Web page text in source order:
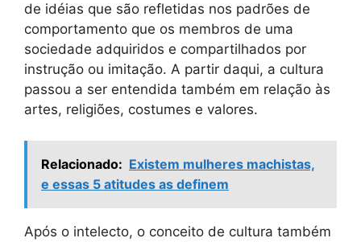
de idéias que são refletidas nos padrões de
comportamento que os membros de uma
sociedade adquiridos e compartilhados por
instrução ou imitação. A partir daqui, a cultura
passou a ser entendida também em relação às
artes, religiões, costumes e valores.
Relacionado: Existem mulheres machistas,
e essas 5 atitudes as definem
Após o intelecto, o conceito de cultura também